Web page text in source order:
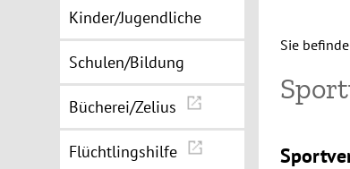
Kinder/Jugendliche
Schulen/Bildung
Bücherei/Zelius
Flüchtlingshilfe
Sie